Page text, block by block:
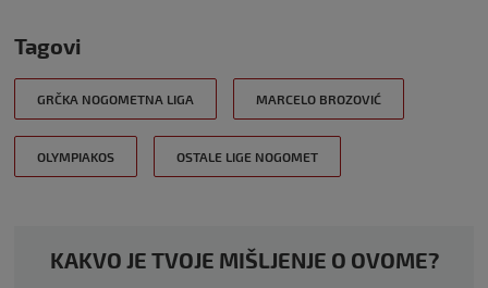
Tagovi
GRČKA NOGOMETNA LIGA MARCELO BROZOVIĆ
OLYMPIAKOS OSTALE LIGE NOGOMET
KAKVO JE TVOJE MIŠLJENJE O OVOME?